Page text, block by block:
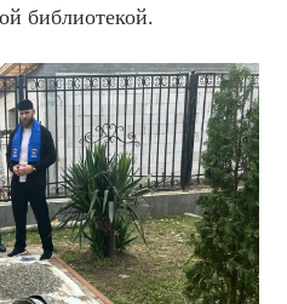
библиотекой.